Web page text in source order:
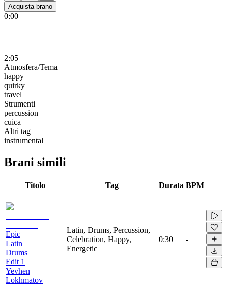
Acquista brano
0:00
2:05
Atmosfera/Tema
happy
quirky
travel
Strumenti
percussion
cuica
Altri tag
instrumental
Brani simili
Titolo Tag Durata BPM
Epic
Latin
Drums
Edit 1
Yevhen
Lokhmatov
Latin, Drums, Percussion,
Celebration, Happy,
Energetic
0:30 -